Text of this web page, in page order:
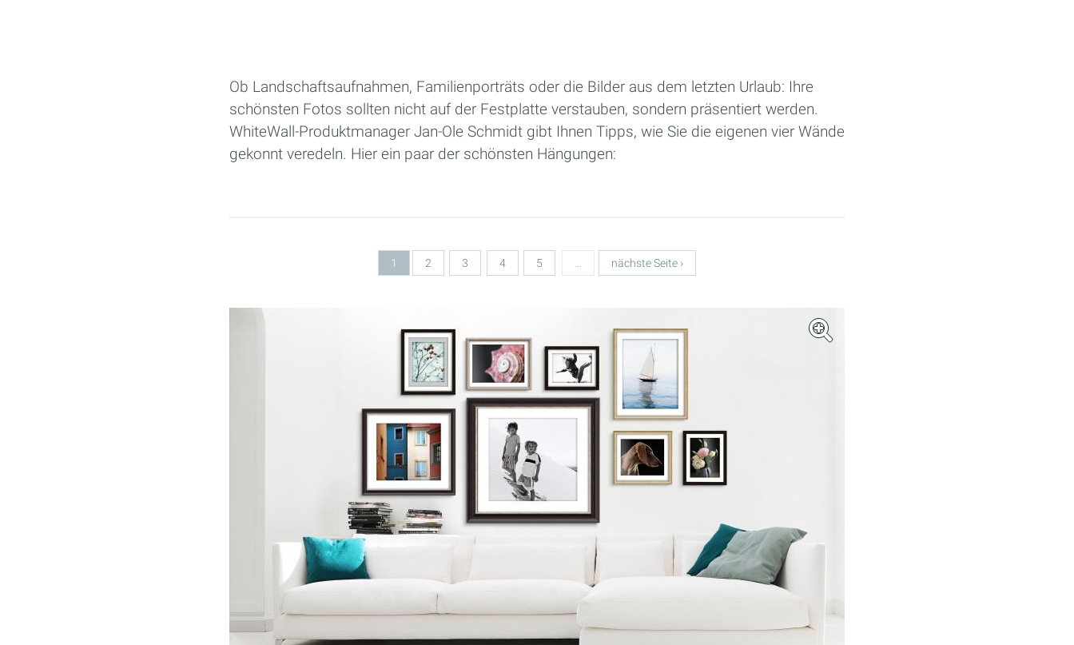
Ob Landschaftsaufnahmen, Familienporträts oder die Bilder aus dem letzten Urlaub: Ihre
schönsten Fotos sollten nicht auf der Festplatte verstauben, sondern präsentiert werden.
WhiteWall-Produktmanager Jan-Ole Schmidt gibt Ihnen Tipps, wie Sie die eigenen vier Wände
gekonnt veredeln. Hier ein paar der schönsten Hängungen:
1 2 3 4 5 … nächste Seite ›